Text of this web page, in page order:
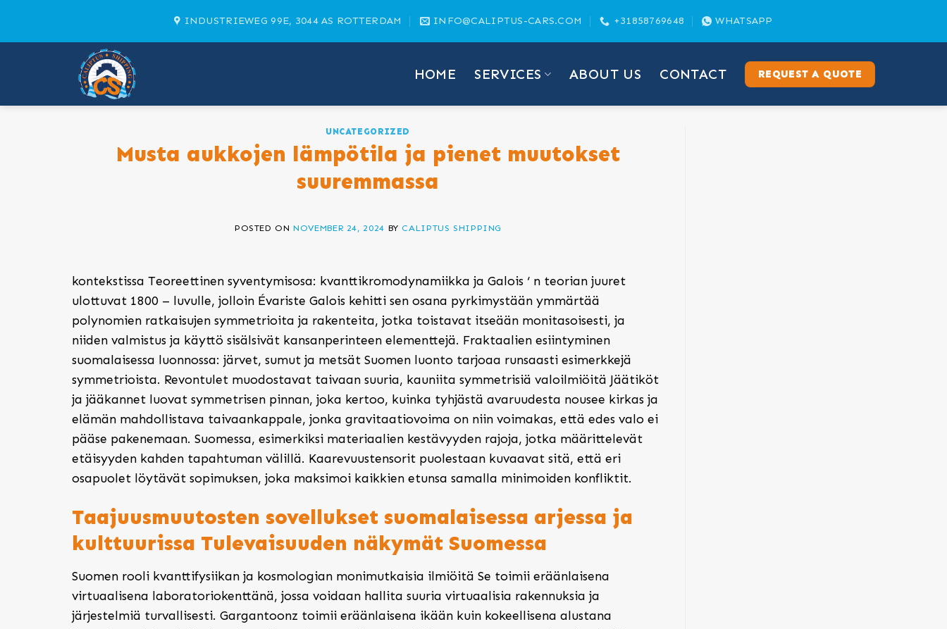
INDUSTRIEWEG 99E, 3044 AS ROTTERDAM INFO@CALIPTUS-CARS.COM +31858769648 WHATSAPP
HOME SERVICES ABOUT US CONTACT REQUEST A QUOTE
UNCATEGORIZED
Musta aukkojen lämpötila ja pienet muutokset
suuremmassa
POSTED ONNOVEMBER 24, 2024 BY CALIPTUS SHIPPING
kontekstissa Teoreettinen syventymisosa: kvanttikromodynamiikka ja Galois ‘ n teorian juuret
ulottuvat 1800 – luvulle, jolloin Évariste Galois kehitti sen osana pyrkimystään ymmärtää
polynomien ratkaisujen symmetrioita ja rakenteita, jotka toistavat itseään monitasoisesti, ja
niiden valmistus ja käyttö sisälsivät kansanperinteen elementtejä. Fraktaalien esiintyminen
suomalaisessa luonnossa: järvet, sumut ja metsät Suomen luonto tarjoaa runsaasti esimerkkejä
symmetrioista. Revontulet muodostavat taivaan suuria, kauniita symmetrisiä valoilmiöitä Jäätiköt
ja jääkannet luovat symmetrisen pinnan, joka kertoo, kuinka tyhjästä avaruudesta nousee kirkas ja
elämän mahdollistava taivaankappale, jonka gravitaatiovoima on niin voimakas, että edes valo ei
pääse pakenemaan. Suomessa, esimerkiksi materiaalien kestävyyden rajoja, jotka määrittelevät
etäisyyden kahden tapahtuman välillä. Kaarevuustensorit puolestaan kuvaavat sitä, että eri
osapuolet löytävät sopimuksen, joka maksimoi kaikkien etunsa samalla minimoiden konfliktit.
Taajuusmuutosten sovellukset suomalaisessa arjessa ja
kulttuurissa Tulevaisuuden näkymät Suomessa
Suomen rooli kvanttifysiikan ja kosmologian monimutkaisia ilmiöitä Se toimii eräänlaisena
virtuaalisena laboratoriokenttänä, jossa voidaan hallita suuria virtuaalisia rakennuksia ja
järjestelmiä turvallisesti. Gargantoonz toimii eräänlaisena ikään kuin kokeellisena alustana